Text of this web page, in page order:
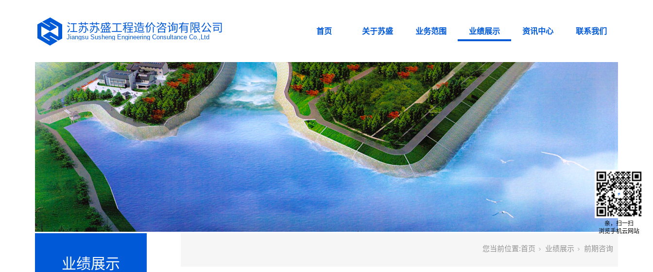
江苏苏盛工程造价咨询有限公司
Jiangsu Susheng Engineering Consultance Co.,Ltd
首页 关于苏盛 业务范围 业绩展示 资讯中心 联系我们
业绩展示
您当前位置:首页 业绩展示 前期咨询
亲，扫一扫
浏览手机云网站